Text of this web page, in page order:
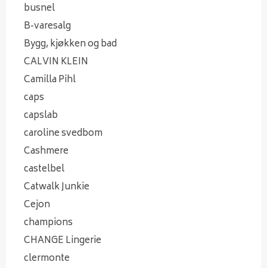
busnel
B-varesalg
Bygg, kjøkken og bad
CALVIN KLEIN
Camilla Pihl
caps
capslab
caroline svedbom
Cashmere
castelbel
Catwalk Junkie
Cejon
champions
CHANGE Lingerie
clermonte